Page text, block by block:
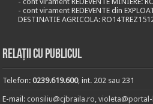
- cont virament REDEVENTE din
DESTINATIE AGRICOLA:
Relații cu publicul
Telefon:0239.619.600, int. 202 sau 231
E-mail:consiliu@cjbraila.ro,